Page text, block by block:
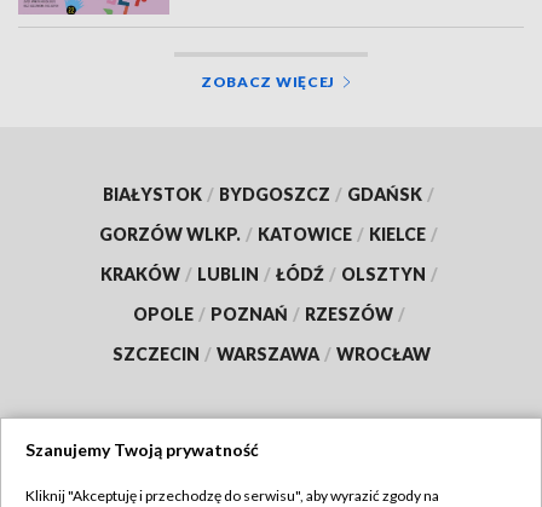
ZOBACZ WIĘCEJ
BIAŁYSTOK / BYDGOSZCZ / GDAŃSK /
GORZÓW WLKP. / KATOWICE / KIELCE /
KRAKÓW / LUBLIN / ŁÓDŹ / OLSZTYN /
OPOLE / POZNAŃ / RZESZÓW /
SZCZECIN / WARSZAWA / WROCŁAW
Szanujemy Twoją prywatność
Kliknij "Akceptuję i przechodzę do serwisu", aby wyrazić zgody na